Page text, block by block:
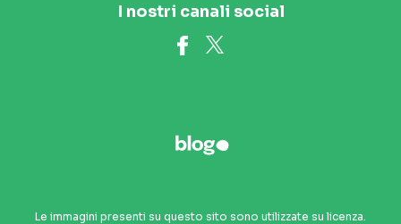
I nostri canali social
Le immagini presenti su questo sito sono utilizzate su licenza.